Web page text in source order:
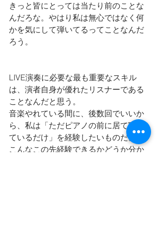
きっと皆にとっては当たり前のことな
んだろな。やはり私は無心ではなく何
かを気にして弾いてるってことなんだ
ろう。
LIVE演奏に必要な最も重要なスキル
は、演者自身が優れたリスナーである
ことなんだと思う。
音楽やれている間に、後数回でいいか
ら、私は「ただピアノの前に居て聴い
ているだけ」を経験したいものだ。
こんなこの先経験できるかどうか分か